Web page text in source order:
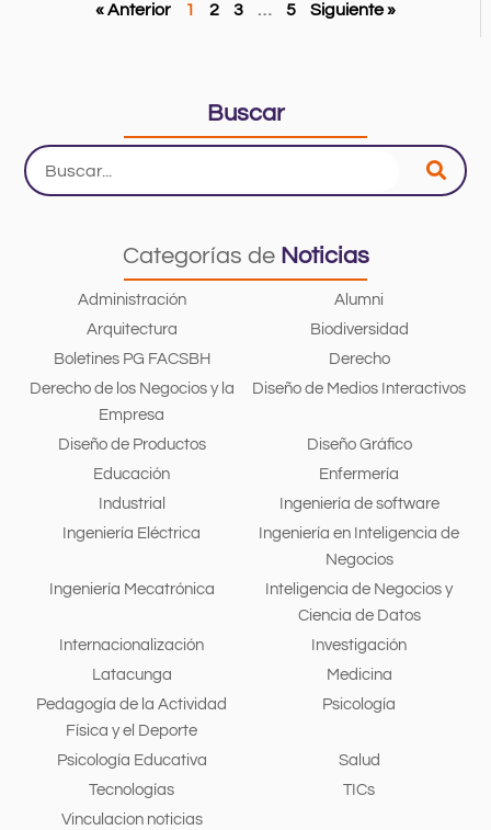
« Anterior 1 2 3 … 5 Siguiente »
Buscar
Search
...
Categorías de Noticias
Administración
Alumni
Arquitectura
Biodiversidad
Boletines PG FACSBH
Derecho
Derecho de los Negocios y la
Empresa
Diseño de Medios Interactivos
Diseño de Productos
Diseño Gráfico
Educación
Enfermería
Industrial
Ingeniería de software
Ingeniería Eléctrica
Ingeniería en Inteligencia de
Negocios
Ingeniería Mecatrónica
Inteligencia de Negocios y
Ciencia de Datos
Internacionalización
Investigación
Latacunga
Medicina
Pedagogía de la Actividad
Física y el Deporte
Psicología
Psicología Educativa
Salud
Tecnologías
TICs
Vinculacion noticias